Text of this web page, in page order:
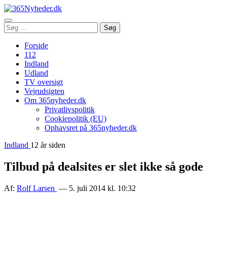
Åbn
menu
Søg
efter:
Søg
Forside
112
Indland
Udland
TV oversigt
Vejrudsigten
Om 365nyheder.dk
Privatlivspolitik
Cookiepolitik (EU)
Ophavsret på 365nyheder.dk
Indland 12 år siden
Tilbud på dealsites er slet ikke så gode
Af: Rolf Larsen — 5. juli 2014 kl. 10:32